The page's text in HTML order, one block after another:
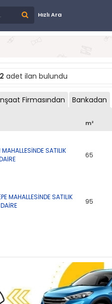
Hızlı Ara
adet ilan bulundu
Firmasından Bankadan
m²
SATILIK
65
MAHALLESİNDE SATILIK
95